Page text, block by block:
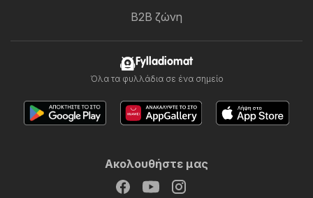
B2B ζώνη
Fylladiomat
Όλα τα φυλλάδια σε ένα σημείο
Ακολουθήστε μας